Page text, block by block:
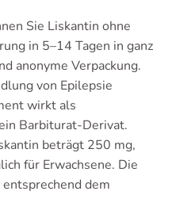
Sie Liskantin ohne
in 5–14 Tagen in ganz
anonyme Verpackung.
von Epilepsie
wirkt als
Barbiturat-Derivat.
beträgt 250 mg,
für Erwachsene. Die
dem